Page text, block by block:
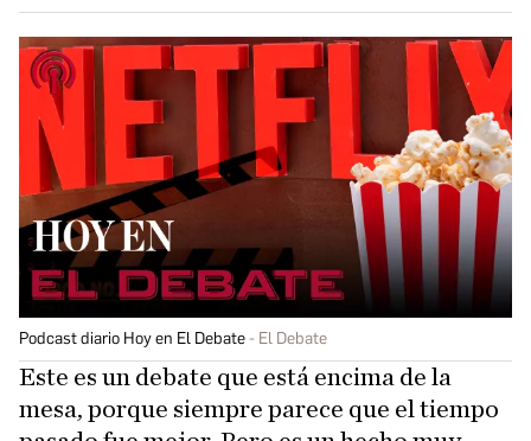
Podcast diario Hoy en El Debate El Debate
Este es un debate que está encima de la
mesa, porque siempre parece que el tiempo